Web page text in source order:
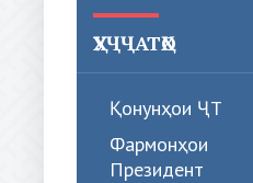
ҲУҶҶАТҲО
Қонунҳои ҶТ
Фармонҳои
Президент